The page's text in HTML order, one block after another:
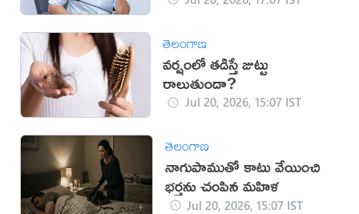
తెలంగాణ
వర్షంలో తడిస్తే జుట్టు
రాలుతుందా?
Jul 20, 2026, 15:07 IST
తెలంగాణ
నాగుపాముతో కాటు వేయించి
భర్తను చంపిన మహిళ
Jul 20, 2026, 15:07 IST